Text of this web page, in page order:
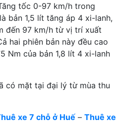
tốc 0-97 km/h trong
bản 1,5 lít tăng áp 4 xi-lanh,
đến 97 km/h từ vị trí xuất
hai phiên bản này đều cao
Nm của bản 1,8 lít 4 xi-lanh
có mặt tại đại lý từ mùa thu
xe 7 chỗ ở Huế – Thuê xe